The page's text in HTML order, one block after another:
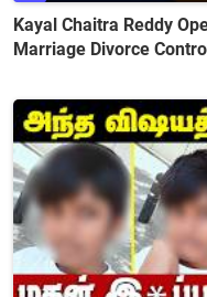
Kayal Chaitra Reddy Open Up
Marriage Divorce